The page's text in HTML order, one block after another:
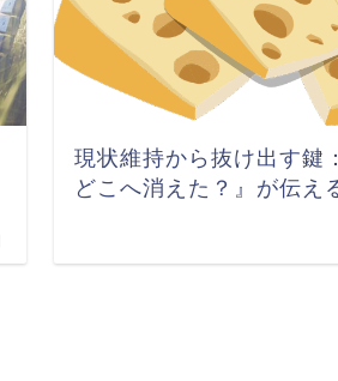
現状維持から抜け出す鍵
どこへ消えた？』が伝え